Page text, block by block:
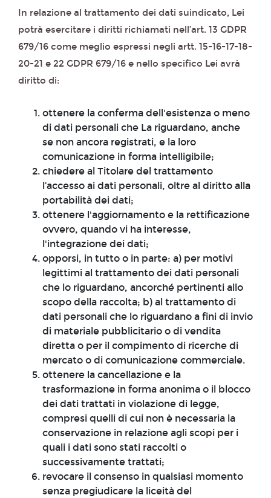
In relazione al trattamento dei dati suindicato, Lei
potrà esercitare i diritti richiamati nell’art. 13 GDPR
679/16 come meglio espressi negli artt. 15-16-17-18-
20-21 e 22 GDPR 679/16 e nello specifico Lei avrà
diritto di:
ottenere la conferma dell'esistenza o meno
di dati personali che La riguardano, anche
se non ancora registrati, e la loro
comunicazione in forma intelligibile;
chiedere al Titolare del trattamento
l’accesso ai dati personali, oltre al diritto alla
portabilità dei dati;
ottenere l'aggiornamento e la rettificazione
ovvero, quando vi ha interesse,
l'integrazione dei dati;
opporsi, in tutto o in parte: a) per motivi
legittimi al trattamento dei dati personali
che lo riguardano, ancorché pertinenti allo
scopo della raccolta; b) al trattamento di
dati personali che lo riguardano a fini di invio
di materiale pubblicitario o di vendita
diretta o per il compimento di ricerche di
mercato o di comunicazione commerciale.
ottenere la cancellazione e la
trasformazione in forma anonima o il blocco
dei dati trattati in violazione di legge,
compresi quelli di cui non è necessaria la
conservazione in relazione agli scopi per i
quali i dati sono stati raccolti o
successivamente trattati;
revocare il consenso in qualsiasi momento
senza pregiudicare la liceità del